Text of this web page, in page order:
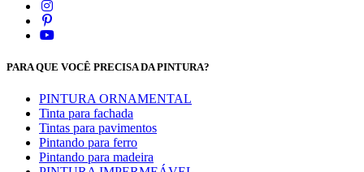
PARA QUE VOCÊ PRECISA DA PINTURA?
PINTURA ORNAMENTAL
Tinta para fachada
Tintas para pavimentos
Pintando para ferro
Pintando para madeira